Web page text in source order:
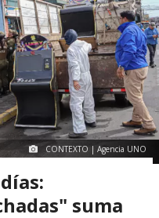
CONTEXTO | Agencia UNO
suma